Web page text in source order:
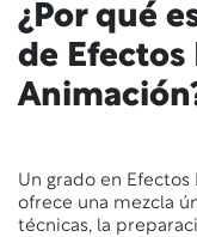
¿Por qué
de Efectos
Un grado en
ofrece una mezcla
técnicas, la